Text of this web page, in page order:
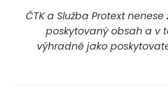
ČTK a Služba Protext
poskytovaný obsah a v
výhradně jako